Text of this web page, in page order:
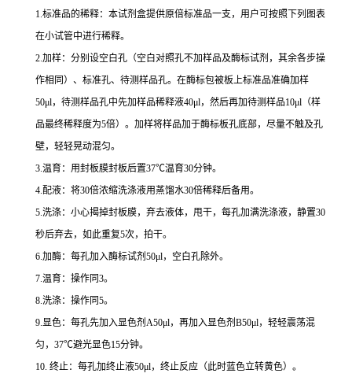
1.标准品的稀释：本试剂盒提供原倍标准品一支，用户可按照下列图表
在小试管中进行稀释。
2.加样：分别设空白孔（空白对照孔不加样品及酶标试剂，其余各步操
作相同）、标准孔、待测样品孔。在酶标包被板上标准品准确加样
50μl，待测样品孔中先加样品稀释液40μl，然后再加待测样品10μl （样
品最终稀释度为5倍）。加样将样品加于酶标板孔底部，尽量不触及孔
壁，轻轻晃动混匀。
3.温育：用封板膜封板后置37℃温育30分钟。
4.配液：将30倍浓缩洗涤液用蒸馏水30倍稀释后备用。
5.洗涤：小心揭掉封板膜，弃去液体，甩干，每孔加满洗涤液，静置30
秒后弃去，如此重复5次，拍干。
6.加酶：每孔加入酶标试剂 50μl，空白孔除外。
7.温育：操作同 3。
8.洗涤：操作同 5。
9.显色：每孔先加入显色剂 A50μl，再加入显色剂 B50μl，轻轻震荡混
匀， 37℃避光显色15分钟。
10. 终止：每孔加终止液50μl，终止反应（此时蓝色立转黄色）。